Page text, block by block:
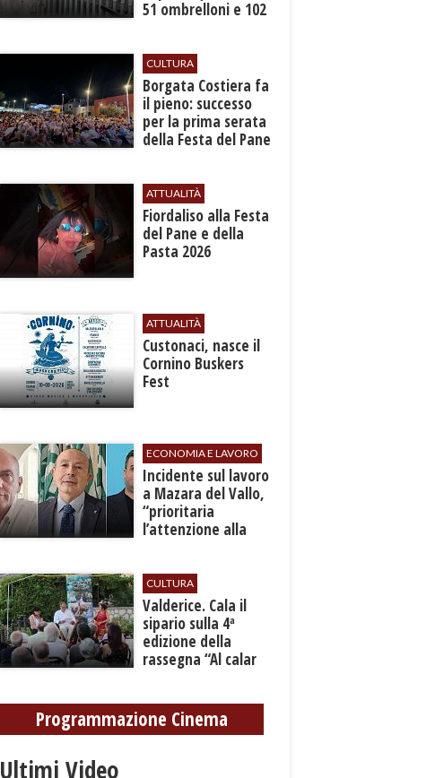
51 ombrelloni e 102
CULTURA
​Borgata Costiera fa
il pieno: successo
per la prima serata
della Festa del Pane
ATTUALITÀ
Fiordaliso alla Festa
del Pane e della
Pasta 2026
ATTUALITÀ
Custonaci, nasce il
Cornino Buskers
Fest
ECONOMIA E LAVORO
​Incidente sul lavoro
a Mazara del Vallo,
“prioritaria
l’attenzione alla
CULTURA
Valderice. Cala il
sipario sulla 4ª
edizione della
rassegna “Al calar
Programmazione Cinema
Ultimi Video